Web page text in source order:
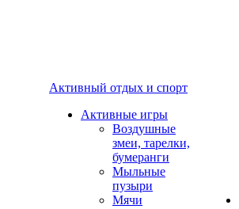
Активный отдых и спорт
Активные игры
Воздушные
змеи, тарелки,
бумеранги
Мыльные
пузыри
Мячи